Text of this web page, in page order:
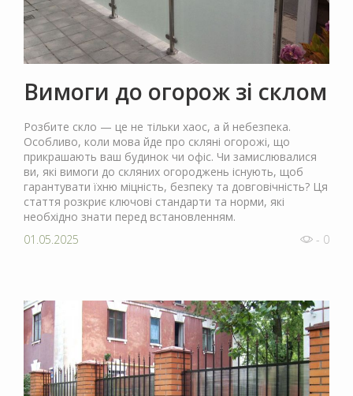
Вимоги до огорож зі склом
Розбите скло — це не тільки хаос, а й небезпека.
Особливо, коли мова йде про скляні огорожі, що
прикрашають ваш будинок чи офіс. Чи замислювалися
ви, які вимоги до скляних огороджень існують, щоб
гарантувати їхню міцність, безпеку та довговічність? Ця
стаття розкриє ключові стандарти та норми, які
необхідно знати перед встановленням.
01.05.2025
- 0